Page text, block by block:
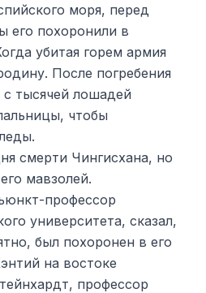
моря, перед
его похоронили в
убитая горем армия
После погребения
тысячей лошадей
чтобы
смерти Чингисхана, но
мавзолей.
профессор
университета, сказал,
был похоронен в его
на востоке
профессор